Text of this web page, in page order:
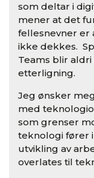
som deltar i
mener at det
fellesnevner er
ikke dekkes.
Teams blir
etterligning.
Jeg ønsker
med
som grenser
teknologi fører
utvikling av
overlates til